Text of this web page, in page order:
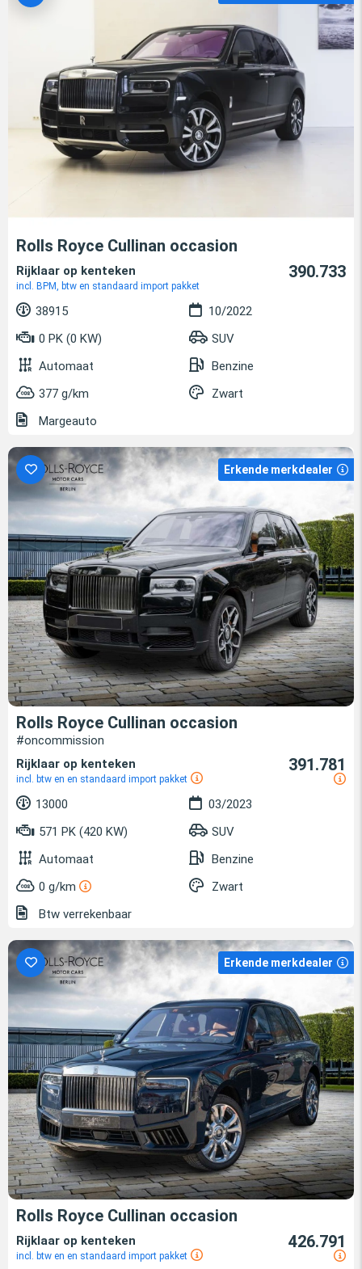
Rolls Royce Cullinan occasion
Rijklaar op kenteken
incl. BPM, btw en standaard import pakket
390.733
38915
10/2022
0 PK (0 KW)
SUV
Automaat
Benzine
377 g/km
Zwart
Margeauto
Erkende merkdealer
Rolls Royce Cullinan occasion
#oncommission
Rijklaar op kenteken
incl. btw en en standaard import pakket
391.781
13000
03/2023
571 PK (420 KW)
SUV
Automaat
Benzine
0 g/km
Zwart
Btw verrekenbaar
Erkende merkdealer
Rolls Royce Cullinan occasion
Rijklaar op kenteken
incl. btw en en standaard import pakket
426.791